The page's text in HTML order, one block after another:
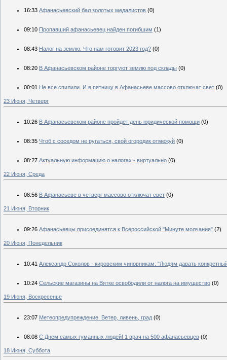
16:33 Афанасьевский бал золотых медалистов (0)
09:10 Пропавший афанасьевец найден погибшим (1)
08:43 Налог на землю. Что нам готовит 2023 год? (0)
08:20 В Афанасьевском районе торгуют землю под склады (0)
00:01 Не все спилили. И в пятницу в Афанасьеве массово отключат свет (0)
23 Июня, Четверг
10:26 В Афанасьевском районе пройдет день юридической помощи (0)
08:35 Чтоб с соседом не ругаться, свой огородик отмежуй (0)
08:27 Актуальную информацию о налогах - виртуально (0)
22 Июня, Среда
08:56 В Афанасьеве в четверг массово отключат свет (0)
21 Июня, Вторник
09:26 Афанасьевцы присоединятся к Всероссийской "Минуте молчания" (2)
20 Июня, Понедельник
10:41 Александр Соколов - кировским чиновникам: "Людям давать
10:24 Сельские магазины на Вятке освободили от налога на имущество (0)
19 Июня, Воскресенье
23:07 Метеопредупреждение. Ветер, ливень, град (0)
08:08 С Днем самых гуманных людей! 1 врач на 500 афанасьевцев (0)
18 Июня, Суббота